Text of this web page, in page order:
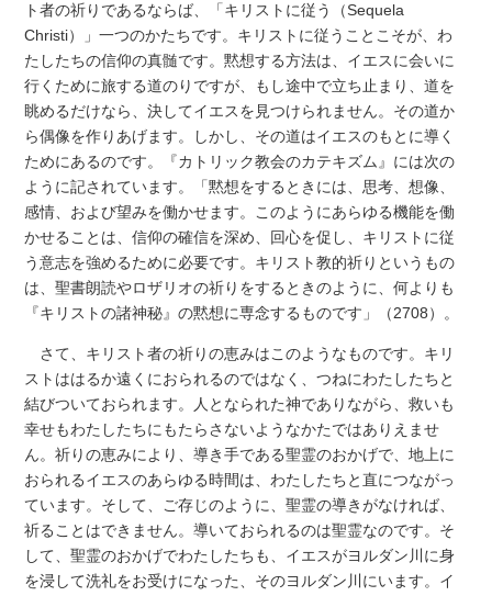
ト者の祈りであるならば、「キリストに従う（Sequela
Christi）」一つのかたちです。キリストに従うことこそが、わ
たしたちの信仰の真髄です。黙想する方法は、イエスに会いに
行くために旅する道のりですが、もし途中で立ち止まり、道を
眺めるだけなら、決してイエスを見つけられません。その道か
ら偶像を作りあげます。しかし、その道はイエスのもとに導く
ためにあるのです。『カトリック教会のカテキズム』には次の
ように記されています。「黙想をするときには、思考、想像、
感情、および望みを働かせます。このようにあらゆる機能を働
かせることは、信仰の確信を深め、回心を促し、キリストに従
う意志を強めるために必要です。キリスト教的祈りというもの
は、聖書朗読やロザリオの祈りをするときのように、何よりも
『キリストの諸神秘』の黙想に専念するものです」（2708）。
さて、キリスト者の祈りの恵みはこのようなものです。キリ
ストははるか遠くにおられるのではなく、つねにわたしたちと
結びついておられます。人となられた神でありながら、救いも
幸せもわたしたちにもたらさないようなかたではありえませ
ん。祈りの恵みにより、導き手である聖霊のおかげで、地上に
おられるイエスのあらゆる時間は、わたしたちと直につながっ
ています。そして、ご存じのように、聖霊の導きがなければ、
祈ることはできません。導いておられるのは聖霊なのです。そ
して、聖霊のおかげでわたしたちも、イエスがヨルダン川に身
を浸して洗礼をお受けになった、そのヨルダン川にいます。イ